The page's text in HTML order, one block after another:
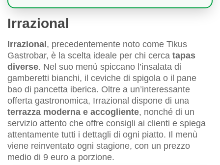
Irrazional
Irrazional, precedentemente noto come Tikus
Gastrobar, è la scelta ideale per chi cerca tapas
diverse. Nel suo menù spiccano l’insalata di
gamberetti bianchi, il ceviche di spigola o il pane
bao di pancetta iberica. Oltre a un’interessante
offerta gastronomica, Irrazional dispone di una
terrazza moderna e accogliente, nonché di un
servizio attento che offre consigli ai clienti e spiega
attentamente tutti i dettagli di ogni piatto. Il menù
viene reinventato ogni stagione, con un prezzo
medio di 9 euro a porzione.